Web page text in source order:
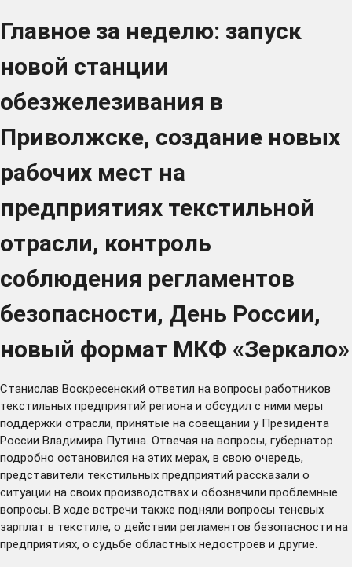
Главное за неделю: запуск
новой станции
обезжелезивания в
Приволжске, создание новых
рабочих мест на
предприятиях текстильной
отрасли, контроль
соблюдения регламентов
безопасности, День России,
новый формат МКФ «Зеркало»
Станислав Воскресенский ответил на вопросы работников
текстильных предприятий региона и обсудил с ними меры
поддержки отрасли, принятые на совещании у Президента
России Владимира Путина. Отвечая на вопросы, губернатор
подробно остановился на этих мерах, в свою очередь,
представители текстильных предприятий рассказали о
ситуации на своих производствах и обозначили проблемные
вопросы. В ходе встречи также подняли вопросы теневых
зарплат в текстиле, о действии регламентов безопасности на
предприятиях, о судьбе областных недостроев и другие.